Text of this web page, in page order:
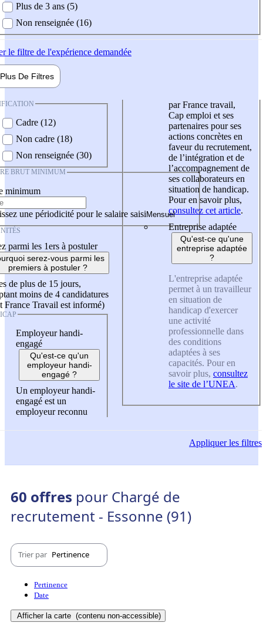
Plus de 3 ans (5)
Non renseignée (16)
le filtre de l'expérience demandée
Plus De Filtres
Cadre (12)
Non cadre (18)
Non renseignée (30)
BRUT MINIMUM
minimum
une périodicité pour le salaire saisi
parmi les 1ers à postuler
serez-vous parmi les
premiers à postuler ?
de plus de 15 jours,
moins de 4 candidatures
France Travail est informé)
Employeur handi-
engagé
Qu'est-ce qu'un
employeur handi-
engagé ?
Un employeur handi-
engagé est un
employeur reconnu
par France travail,
Cap emploi et ses
partenaires pour ses
actions concrètes en
faveur du recrutement,
de l’intégration et de
l’accompagnement de
ses collaborateurs en
situation de handicap.
Pour en savoir plus,
consultez cet article.
Entreprise adaptée
Qu'est-ce qu'une
entreprise adaptée
?
L'entreprise adaptée
permet à un travailleur
en situation de
handicap d'exercer
une activité
professionnelle dans
des conditions
adaptées à ses
capacités. Pour en
savoir plus, consultez
le site de l’UNEA.
Appliquerles filtres
60 offres pour Chargé de
recrutement - Essonne (91)
Trier par Pertinence
Pertinence
Date
Afficher la carte (contenu non-accessible)